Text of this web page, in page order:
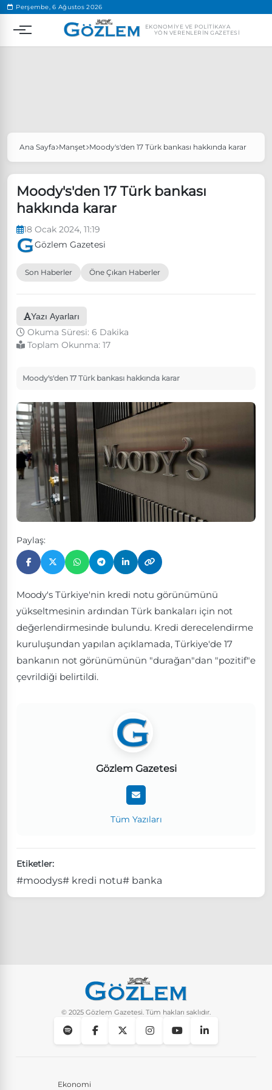
Perşembe, 6 Ağustos 2026
EKONOMIYE VE POLITIKAYA
YÖN VERENLERIN GAZETESI
Popüler Aramalar
Özgür Özel, Ekrem İmamoğlu’nu ziyaret edecek
Ünlü çift bir etkinliğe daha katılmama kararı aldı
Boykot
Ana Sayfa Manşet Moody's'den 17 Türk bankası hakkında karar
Moody's'den 17 Türk bankası
hakkında karar
18 Ocak 2024, 11:19
Gözlem Gazetesi
Son Haberler Öne Çıkan Haberler
Yazı Ayarları
Okuma Süresi: 6 Dakika
Toplam Okunma: 17
Moody's'den 17 Türk bankası hakkında karar
Paylaş:
Moody's Türkiye'nin kredi notu görünümünü
yükseltmesinin ardından Türk bankaları için not
değerlendirmesinde bulundu. Kredi derecelendirme
kuruluşundan yapılan açıklamada, Türkiye'de 17
bankanın not görünümünün "durağan"dan "pozitif"e
çevrildiği belirtildi.
Gözlem Gazetesi
Tüm Yazıları
Etiketler:
#moodys# kredi notu# banka
© 2025 Gözlem Gazetesi. Tüm hakları saklıdır.
Ekonomi